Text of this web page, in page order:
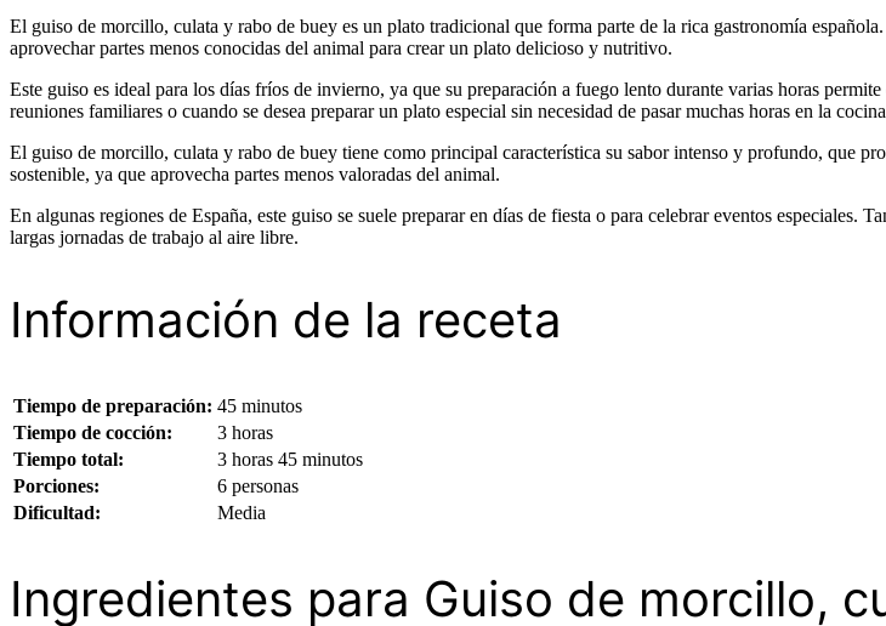
El guiso de morcillo, culata y rabo de buey es un plato tradicional que forma parte de la rica gastronomía
aprovechar partes menos conocidas del animal para crear un plato delicioso y nutritivo.
Este guiso es ideal para los días fríos de invierno, ya que su preparación a fuego lento durante varias horas
reuniones familiares o cuando se desea preparar un plato especial sin necesidad de pasar muchas horas en la
El guiso de morcillo, culata y rabo de buey tiene como principal característica su sabor intenso y profundo, que
sostenible, ya que aprovecha partes menos valoradas del animal.
En algunas regiones de España, este guiso se suele preparar en días de fiesta o para celebrar eventos especiales.
largas jornadas de trabajo al aire libre.
Información de la receta
Tiempo de preparación: 45 minutos
Tiempo de cocción:
3 horas
Tiempo total:
3 horas 45 minutos
Porciones:
6 personas
Dificultad:
Media
Ingredientes para Guiso de morcillo,